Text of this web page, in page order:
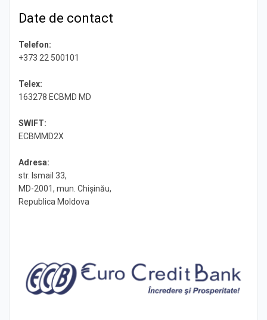
Date de contact
Telefon:
+373 22 500101
Telex:
163278 ECBMD MD
SWIFT:
ECBMMD2X
Adresa:
str. Ismail 33,
MD-2001, mun. Chişinău,
Republica Moldova